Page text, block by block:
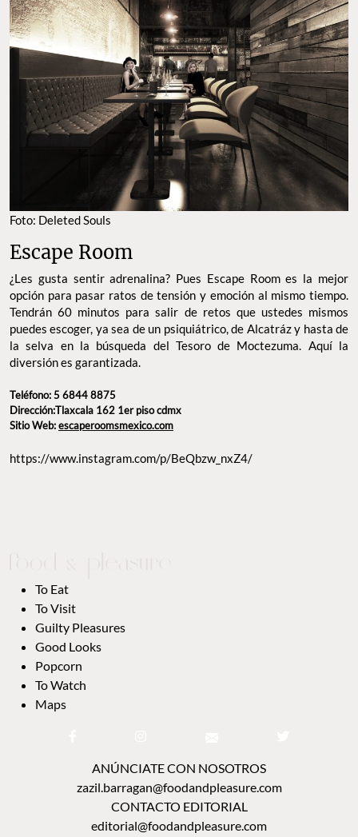
Foto: Deleted Souls
Escape Room
¿Les gusta sentir adrenalina? Pues Escape Room es la mejor
opción para pasar ratos de tensión y emoción al mismo tiempo.
Tendrán 60 minutos para salir de retos que ustedes mismos
puedes escoger, ya sea de un psiquiátrico, de Alcatráz y hasta de
la selva en la búsqueda del Tesoro de Moctezuma. Aquí la
diversión es garantizada.
Teléfono: 5 6844 8875
Dirección:Tlaxcala 162 1er piso cdmx
Sitio Web:escaperoomsmexico.com
https://www.instagram.com/p/BeQbzw_nxZ4/
To Eat
To Visit
Guilty Pleasures
Good Looks
Popcorn
To Watch
Maps
ANÚNCIATE CON NOSOTROS
zazil.barragan@foodandpleasure.com
CONTACTO EDITORIAL
editorial@foodandpleasure.com